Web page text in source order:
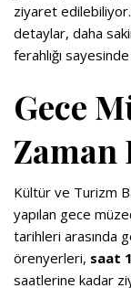
ziyaret edilebiliyor.
detaylar, daha
ferahlığı
Gece
Zaman
Kültür ve Turizm
yapılan gece
tarihleri arasında
örenyerleri, saat
saatlerine kadar